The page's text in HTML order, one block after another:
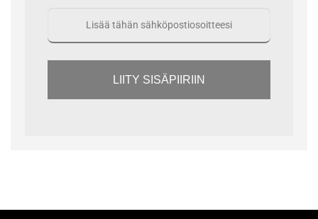
LIITY SISÄPIIRIIN